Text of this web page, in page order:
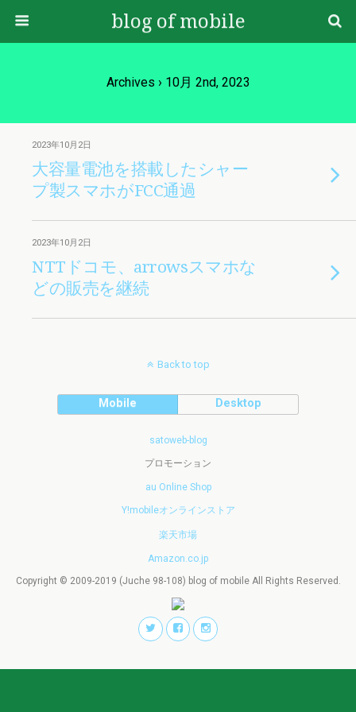
blog of mobile
Archives › 10月 2nd, 2023
2023年10月2日
大容量電池を搭載したシャー
プ製スマホがFCC通過
2023年10月2日
NTTドコモ、arrowsスマホな
どの販売を継続
Back to top
Mobile Desktop
satoweb-blog
プロモーション
au Online Shop
Y!mobileオンラインストア
楽天市場
Amazon.co.jp
Copyright © 2009-2019 (Juche 98-108) blog of mobile All Rights Reserved.